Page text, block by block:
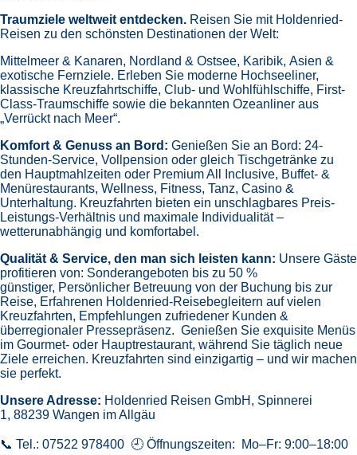
Traumziele weltweit entdecken. Reisen Sie mit Holdenried-
Reisen zu den schönsten Destinationen der Welt:
Mittelmeer & Kanaren, Nordland & Ostsee, Karibik, Asien &
exotische Fernziele. Erleben Sie moderne Hochseeliner,
klassische Kreuzfahrtschiffe, Club- und Wohlfühlschiffe, First-
Class-Traumschiffe sowie die bekannten Ozeanliner aus
„Verrückt nach Meer“.
Komfort & Genuss an Bord: Genießen Sie an Bord: 24-
Stunden-Service, Vollpension oder gleich Tischgetränke zu
den Hauptmahlzeiten oder Premium All Inclusive, Buffet- &
Menürestaurants, Wellness, Fitness, Tanz, Casino &
Unterhaltung. Kreuzfahrten bieten ein unschlagbares Preis-
Leistungs-Verhältnis und maximale Individualität –
wetterunabhängig und komfortabel.
Qualität & Service, den man sich leisten kann: Unsere Gäste
profitieren von: Sonderangeboten bis zu 50 %
günstiger, Persönlicher Betreuung von der Buchung bis zur
Reise, Erfahrenen Holdenried-Reisebegleitern auf vielen
Kreuzfahrten, Empfehlungen zufriedener Kunden &
überregionaler Pressepräsenz. Genießen Sie exquisite Menüs
im Gourmet- oder Hauptrestaurant, während Sie täglich neue
Ziele erreichen. Kreuzfahrten sind einzigartig – und wir machen
sie perfekt.
Unsere Adresse: Holdenried Reisen GmbH, Spinnerei
1, 88239 Wangen im Allgäu
📞 Tel.: 07522 978400 🕘 Öffnungszeiten: Mo–Fr: 9:00–18:00